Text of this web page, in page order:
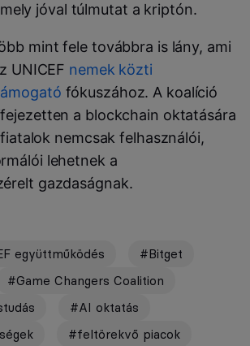
jóval túlmutat a kriptón.
mint fele továbbra is lány, ami
UNICEF nemek közti
fókuszához. A koalíció
a blockchain oktatására
nemcsak felhasználói,
lehetnek a
gazdaságnak.
együttműködés
#Bitget
#Game Changers Coalition
#AI oktatás
#feltörekvő piacok